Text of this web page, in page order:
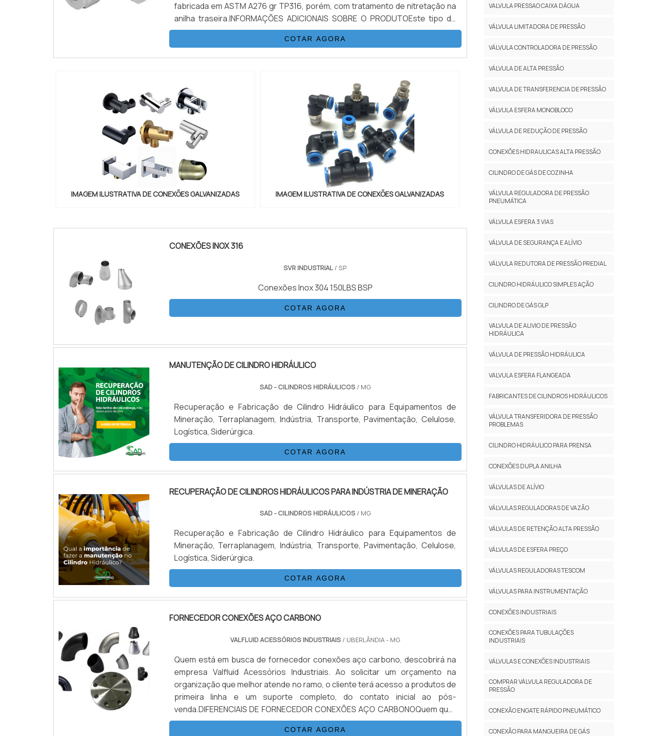
fabricada em ASTM A276 gr TP316, porém, com tratamento de nitretação na
anilha traseira.INFORMAÇÕES ADICIONAIS SOBRE O PRODUTOEste tipo de
produto garante um endurecimento externo muito grande, contudo, mantém
COTAR AGORA
IMAGEM ILUSTRATIVA DE CONEXÕES GALVANIZADAS IMAGEM ILUSTRATIVA DE CONEXÕES GALVANIZADAS
CONEXÕES INOX 316
SVR INDUSTRIAL / SP
Conexões Inox 304 150LBS BSP
COTAR AGORA
MANUTENÇÃO DE CILINDRO HIDRÁULICO
SAD - CILINDROS HIDRÁULICOS/ MG
Recuperação e Fabricação de Cilindro Hidráulico para Equipamentos de
Mineração, Terraplanagem, Indústria, Transporte, Pavimentação, Celulose,
Logística, Siderúrgica.
COTAR AGORA
RECUPERAÇÃO DE CILINDROS HIDRÁULICOS PARA INDÚSTRIA DE MINERAÇÃO
SAD - CILINDROS HIDRÁULICOS/ MG
Recuperação e Fabricação de Cilindro Hidráulico para Equipamentos de
Mineração, Terraplanagem, Indústria, Transporte, Pavimentação, Celulose,
Logística, Siderúrgica.
COTAR AGORA
FORNECEDOR CONEXÕES AÇO CARBONO
VALFLUID ACESSÓRIOS INDUSTRIAIS/ UBERLÂNDIA - MG
Quem está em busca de fornecedor conexões aço carbono, descobrirá na
empresa Valfluid Acessórios Industriais. Ao solicitar um orçamento na
organização que melhor atende no ramo, o cliente terá acesso a produtos de
primeira linha e um suporte completo, do contato inicial ao pós-
venda.DIFERENCIAIS DE FORNECEDOR CONEXÕES AÇO CARBONOQuem quer
achar um fornecedor conexões aço carbono que preza pela segurança,
COTAR AGORA
VALVULA PRESSAO CAIXA DÁGUA
VÁLVULA LIMITADORA DE PRESSÃO
VÁLVULA CONTROLADORA DE PRESSÃO
VÁLVULA DE ALTA PRESSÃO
VALVULA DE TRANSFERENCIA DE PRESSÃO
VÁLVULA ESFERA MONOBLOCO
VÁLVULA DE REDUÇÃO DE PRESSÃO
CONEXÕES HIDRAULICAS ALTA PRESSÃO
CILINDRO DE GÁS DE COZINHA
VÁLVULA REGULADORA DE PRESSÃO
PNEUMÁTICA
VÁLVULA ESFERA 3 VIAS
VÁLVULA DE SEGURANÇA E ALÍVIO
VÁLVULA REDUTORA DE PRESSÃO PREDIAL
CILINDRO HIDRÁULICO SIMPLES AÇÃO
CILINDRO DE GÁS GLP
VALVULA DE ALIVIO DE PRESSÃO
HIDRÁULICA
VÁLVULA DE PRESSÃO HIDRÁULICA
VALVULA ESFERA FLANGEADA
FABRICANTES DE CILINDROS HIDRÁULICOS
VÁLVULA TRANSFERIDORA DE PRESSÃO
PROBLEMAS
CILINDRO HIDRÁULICO PARA PRENSA
CONEXÕES DUPLA ANILHA
VÁLVULAS DE ALÍVIO
VÁLVULAS REGULADORAS DE VAZÃO
VÁLVULAS DE RETENÇÃO ALTA PRESSÃO
VÁLVULAS DE ESFERA PREÇO
VÁLVULAS REGULADORAS TESCOM
VÁLVULAS PARA INSTRUMENTAÇÃO
CONEXÕES INDUSTRIAIS
CONEXÕES PARA TUBULAÇÕES
INDUSTRIAIS
VÁLVULAS E CONEXÕES INDUSTRIAIS
COMPRAR VÁLVULA REGULADORA DE
PRESSÃO
CONEXÃO ENGATE RÁPIDO PNEUMÁTICO
CONEXÃO PARA MANGUEIRA DE GÁS